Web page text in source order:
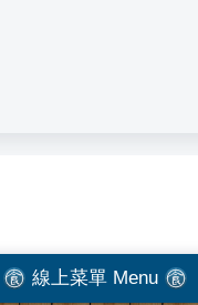
線上菜單 Menu